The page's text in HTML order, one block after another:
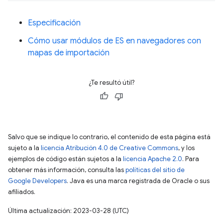
Especificación
Cómo usar módulos de ES en navegadores con
mapas de importación
¿Te resultó útil?
Salvo que se indique lo contrario, el contenido de esta página está
sujeto a la licencia Atribución 4.0 de Creative Commons, y los
ejemplos de código están sujetos a la licencia Apache 2.0. Para
obtener más información, consulta laspolíticas del sitio de
Google Developers. Java es una marca registrada de Oracle o sus
afiliados.
Última actualización: 2023-03-28 (UTC)